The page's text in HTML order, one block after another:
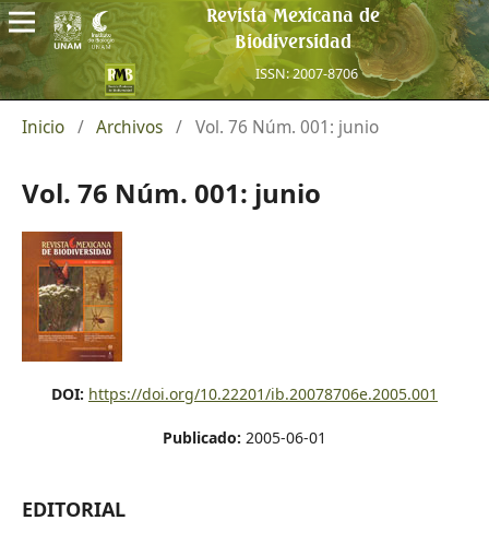
Revista Mexicana de
Biodiversidad
ISSN: 2007-8706
Inicio / Archivos / Vol. 76 Núm. 001: junio
Vol. 76 Núm. 001: junio
DOI: https://doi.org/10.22201/ib.20078706e.2005.001
Publicado: 2005-06-01
EDITORIAL